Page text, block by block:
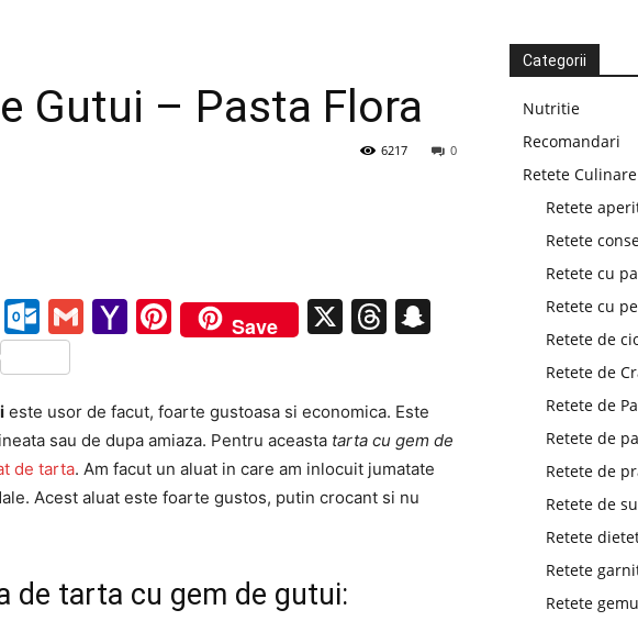
Gutui – Pasta Flora
0
6217
EmailOutlook.com
GmailYahoo
Mail
Pinterest
Save X ThreadsSnapchat
este usor de facut, foarte gustoasa si economica. Este
sau de dupa amiaza. Pentru aceasta tarta cu gem de
de tarta. Am facut un aluat in care am inlocuit jumatate
Acest aluat este foarte gustos, putin crocant si nu
de tarta cu gem de gutui:
Categorii
Nutritie
Recomandari
Retete Culinare
Retete
Retete
Retete cu
Retete cu
Retete de
Retete de
Retete de
Retete de
Retete de
Retete de
Retete
Retete
Retete